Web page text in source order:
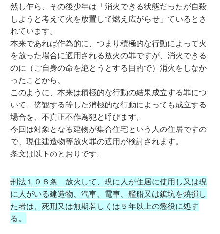
然し乍ら、その後少年は「消火できる状態だったが自殺
しようと考えて火を放置して燃え広がらせ」ているとさ
れています。
本来であれば作為的に、つまり積極的な行動によって火
を放った場合に適用される放火の罪ですが、消火できる
のに（ご自身の命を絶とうとする目的で）消火をしなか
ったことから、
このように、本来は積極的な行動の結果成立する罪につ
いて、傍観する等した消極的な行動によっても成立する
場合を、不真正不作為犯と呼びます。
今回は対象となる建物が集合住宅という人の住居ですの
で、現住建造物等放火罪の適用が検討されます。
条文は以下のとおりです。
刑法１０８条 放火して、現に人が住居に使用し又は現
に人がいる建造物、汽車、電車、艦船又は鉱坑を焼損し
た者は、死刑又は無期若しくは５年以上の懲役に処す
る。